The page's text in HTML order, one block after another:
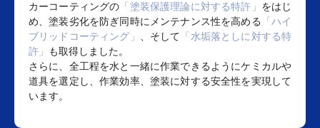
カーコーティングの 「塗装保護理論に対する特許」 をはじ
め、塗装劣化を防ぎ同時にメンテナンス性を高める
「ハイ
ブリッドコーティング」
、そして 「水垢落としに対する特
許」
も取得しました。
さらに、全工程を水と一緒に作業できるようにケミカルや
道具を選定し、作業効率、塗装に対する安全性を実現して
います。